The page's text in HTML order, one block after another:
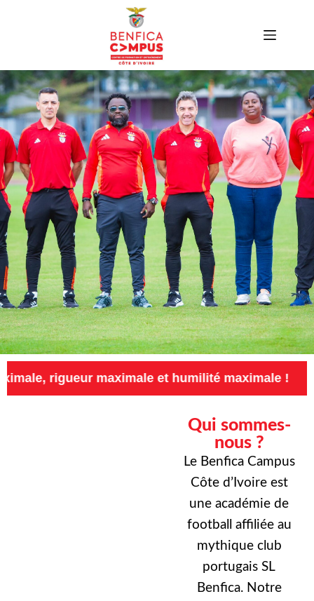
maximale et humilité maximale !
Qui sommes-
nous ?
Le Benfica Campus
Côte d’Ivoire est
une académie de
football affiliée au
mythique club
portugais SL
Benfica. Notre